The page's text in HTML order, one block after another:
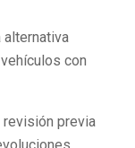
alternativa
con
revisión previa